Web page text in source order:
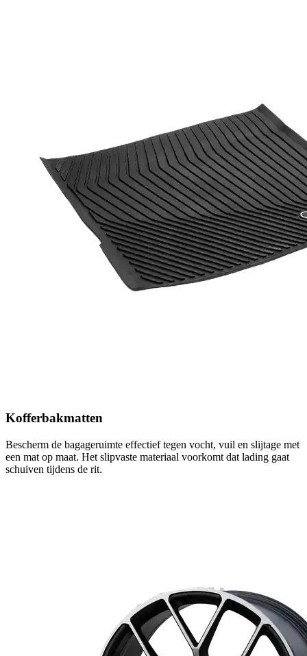
Kofferbakmatten
Bescherm de bagageruimte effectief tegen vocht, vuil en slijtage met
een mat op maat. Het slipvaste materiaal voorkomt dat lading gaat
schuiven tijdens de rit.